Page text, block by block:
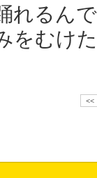
れるんで
をむけ
<<